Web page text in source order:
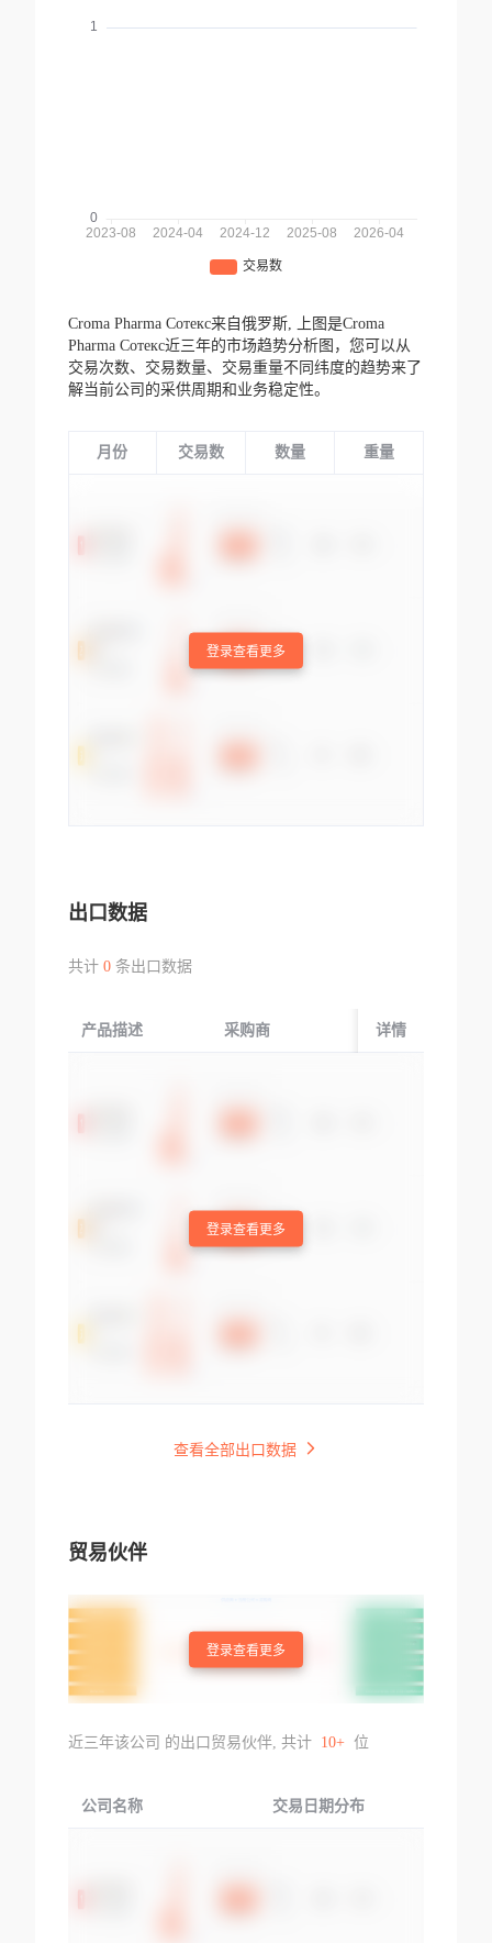
Croma Pharma Сотекс来自俄罗斯,
上图是Croma
Pharma Сотекс近三年的市场趋势分析图，您可以从
交易次数、交易数量、交易重量不同纬度的趋势来了
解当前公司的采供周期和业务稳定性。
月份 交易数 数量 重量
登录查看更多
出口数据
共计 0条出口数据
产品描述 采购商 起运国/地区
详情
登录查看更多
查看全部出口数据
贸易伙伴
登录查看更多
近三年该公司 的出口贸易伙伴, 共计 10+ 位
公司名称 交易日期分布